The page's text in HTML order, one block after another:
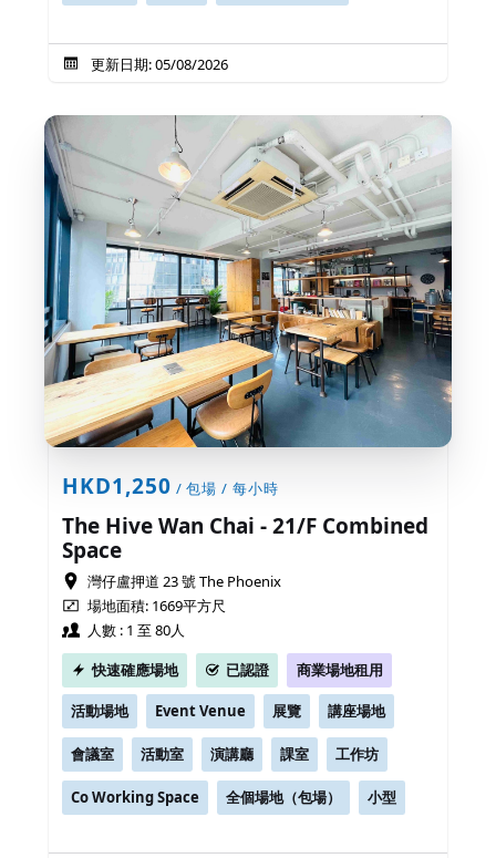
更新日期: 05/08/2026
HKD1,250 / 包場 / 每小時
The Hive Wan Chai - 21/F Combined
Space
灣仔盧押道 23 號 The Phoenix
場地面積: 1669平方尺
人數 : 1 至 80人
快速確應場地
已認證 商業場地租用
活動場地 Event Venue 展覽 講座場地
會議室 活動室 演講廳 課室 工作坊
Co Working Space 全個場地（包場） 小型